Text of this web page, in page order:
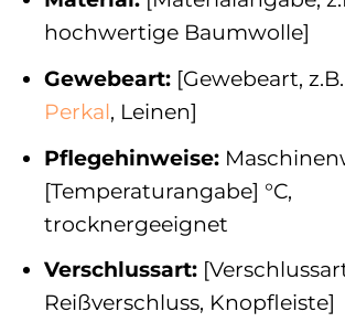
hochwertige Baumwolle]
Gewebeart: [Gewebeart, z.B.
Perkal, Leinen]
Pflegehinweise:
[Temperaturangabe] °C,
trocknergeeignet
Verschlussart:
Reißverschluss, Knopfleiste]